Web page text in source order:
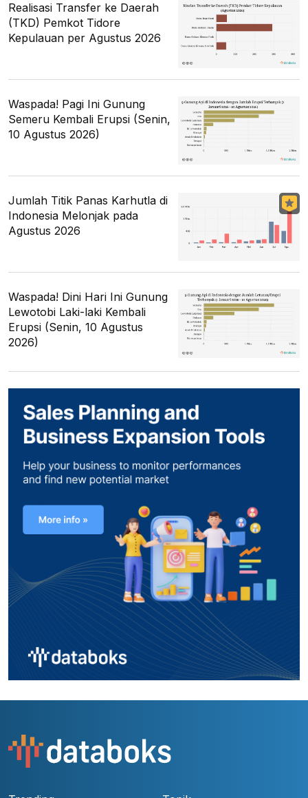
Realisasi Transfer ke Daerah
(TKD) Pemkot Tidore
Kepulauan per Agustus 2026
Waspada! Pagi Ini Gunung
Semeru Kembali Erupsi (Senin,
10 Agustus 2026)
Jumlah Titik Panas Karhutla di
Indonesia Melonjak pada
Agustus 2026
Waspada! Dini Hari Ini Gunung
Lewotobi Laki-laki Kembali
Erupsi (Senin, 10 Agustus
2026)